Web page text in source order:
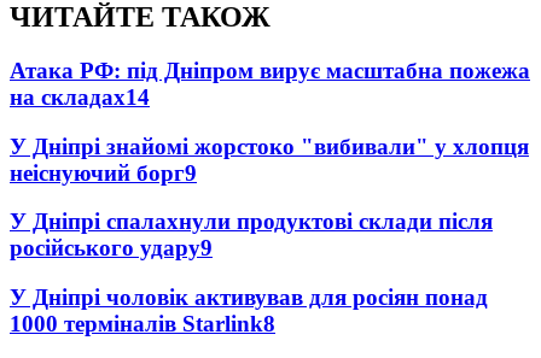
ЧИТАЙТЕ ТАКОЖ
Атака РФ: під Дніпром вирує масштабна пожежа
на складах14
У Дніпрі знайомі жорстоко "вибивали" у хлопця
неіснуючий борг9
У Дніпрі спалахнули продуктові склади після
російського удару9
У Дніпрі чоловік активував для росіян понад
1000 терміналів Starlink8